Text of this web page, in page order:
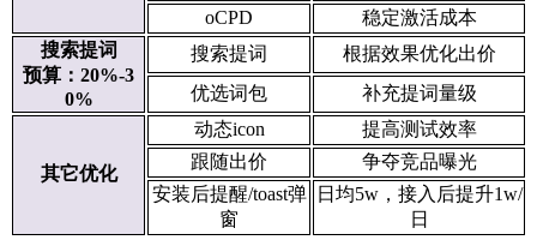
oCPD
稳定激活成本
搜索提词
预算：20%-3
0%
搜索提词
根据效果优化出价
优选词包
补充提词量级
其它优化
动态icon
提高测试效率
跟随出价
争夺竞品曝光
安装后提醒/toast弹
窗
日均5w，接入后提升1w/
日